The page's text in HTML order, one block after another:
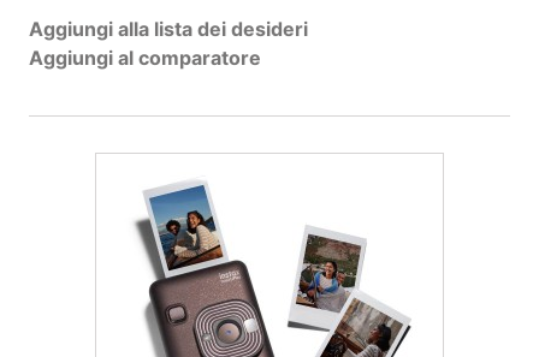
Aggiungi alla lista dei desideri
Aggiungi al comparatore